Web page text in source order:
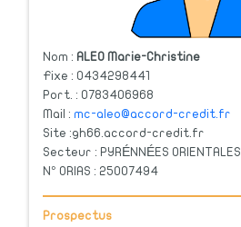
Nom : ALEO Marie-Christine
Fixe : 0434298441
Port. : 0783406968
Mail :mc-aleo@accord-credit.fr
Site :gh66.accord-credit.fr
Secteur : PYRÉNNÉES ORIENTALES
N° ORIAS : 25007494
Prospectus